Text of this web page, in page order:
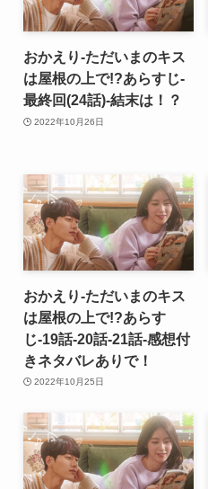
おかえり-ただいまのキス
は屋根の上で!?あらすじ-
最終回(24話)-結末は！？
2022年10月26日
おかえり-ただいまのキス
は屋根の上で!?あらす
じ-19話-20話-21話-感想付
きネタバレありで！
2022年10月25日